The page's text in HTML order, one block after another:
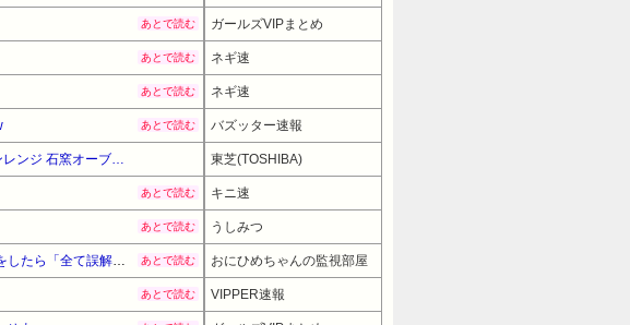
あとで読む ガールズVIPまとめ
あとで読む ネギ速
あとで読む ネギ速
あとで読む バズッター速報
【タイムセール】【10%OFF！】 【Amazon.co.jp限定】TOSHIBA(東芝) スチームオーブンレンジ 石窯オーブン 23L → 25920円 （10:30時点）
東芝(TOSHIBA)
あとで読む キニ速
あとで読む うしみつ
いじめの主犯Aと取り巻きの元友人B。話したいことがあると言って先生含めた話し合いをしたら「全て誤解。私達は何もしてない」と言い出した あとで読む おにひめちゃんの監視部屋
あとで読む VIPPER速報